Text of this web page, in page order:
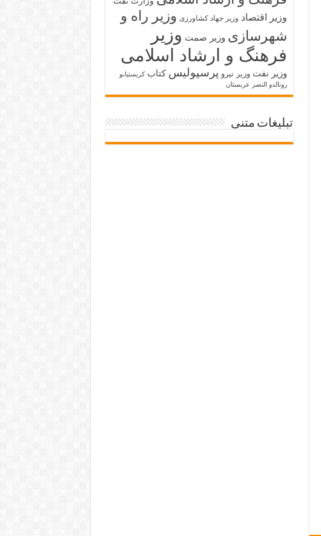
وزیر اقتصاد وزیر جهاد کشاورزی وزیر راه و
شهرسازی وزیر صمت وزیر
فرهنگ و ارشاد اسلامی
وزیر نفت وزیر نیرو پرسپولیس کتاب کریستیانو
رونالدو النصر عربستان
تبلیغات متنی